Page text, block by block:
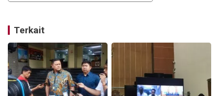
Terkait